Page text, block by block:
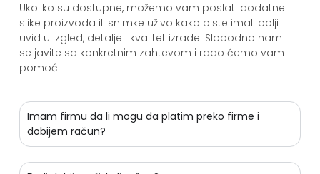
Ukoliko su dostupne, možemo vam poslati dodatne
slike proizvoda ili snimke uživo kako biste imali bolji
uvid u izgled, detalje i kvalitet izrade. Slobodno nam
se javite sa konkretnim zahtevom i rado ćemo vam
pomoći.
Imam firmu da li mogu da platim preko firme i
dobijem račun?